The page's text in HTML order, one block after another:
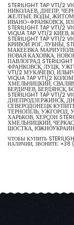
STERILIGHT TAP VT1/2
НИКОЛАЕВ, ДНЕПР,
ЖЕЛТЫЕ ВОДЫ,
ИВАНО-ФРАНКОВСК,
STERILIGHT TAP VT1/2
VIQUA TAP VT1/2
STERILIGHT TAP VT1/
КРИВОЙ РОГ, ЛУБНЫ,
МАКЕЕВКА
НОВАЯ КАХОВКА,
ПАВЛОГРАД
ФРАНКОВСК, ЛУЦК,
VT1/2 МУКАЧЕВО,
VIQUA TAP VT1/2
ХМЕЛЬНИЦКИЙ,
БЕРДИЧЕВ, БЕРДЯНСК,
STERILIGHT TAP VT1/
ДНЕПРОДЗЕРЖИНСК,
СЕВЕРОДОНЕЦК
ТЕРНОПІЛЬ, УЖГОРОД,
ХАРЬКОВ, ХЕРСОН
ХМЕЛЬНИЦКИЙ,
ШОСТКА,
ЧТОБЫ КУПИТЬ
НАЛИЧИИ, ЗВОНИТЕ: +38